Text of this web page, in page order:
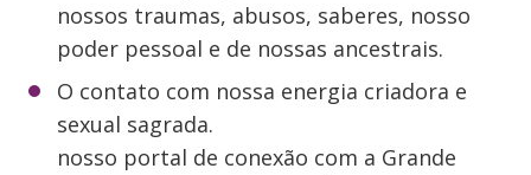
nossos traumas, abusos, saberes, nosso
poder pessoal e de nossas ancestrais.
O contato com nossa energia criadora e
sexual sagrada.
nosso portal de conexão com a Grande